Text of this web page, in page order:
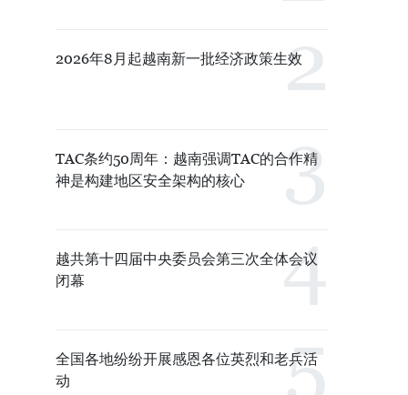
2026年8月起越南新一批经济政策生效
TAC条约50周年：越南强调TAC的合作精
神是构建地区安全架构的核心
越共第十四届中央委员会第三次全体会议
闭幕
全国各地纷纷开展感恩各位英烈和老兵活
动